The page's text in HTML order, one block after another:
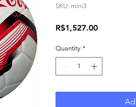
SKU: mini3
R$1,527.00Price
Quantity *